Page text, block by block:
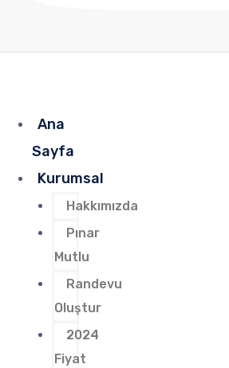
Ana
Sayfa
Kurumsal
Hakkımızda
Pınar
Mutlu
Randevu
Oluştur
2024
Fiyat